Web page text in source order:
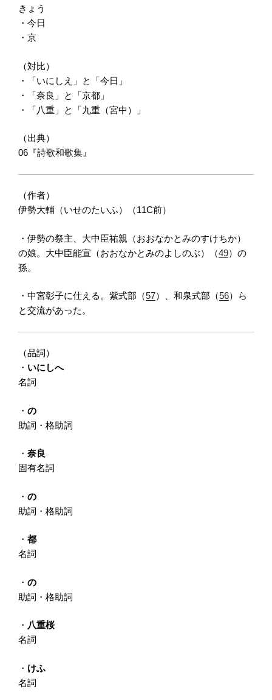
きょう
・今日
・京
（対比）
・「いにしえ」と「今日」
・「奈良」と「京都」
・「八重」と「九重（宮中）」
（出典）
06『詩歌和歌集』
（作者）
伊勢大輔（いせのたいふ）（11C前）
・伊勢の祭主、大中臣祐親（おおなかとみのすけちか）
の娘。大中臣能宣（おおなかとみのよしのぶ）（49）の
孫。
・中宮彰子に仕える。紫式部（57）、和泉式部（56）ら
と交流があった。
（品詞）
・ いにしへ
名詞
・ の
助詞・格助詞
・ 奈良
固有名詞
・ の
助詞・格助詞
・ 都
名詞
・ の
助詞・格助詞
・ 八重桜
名詞
・ けふ
名詞